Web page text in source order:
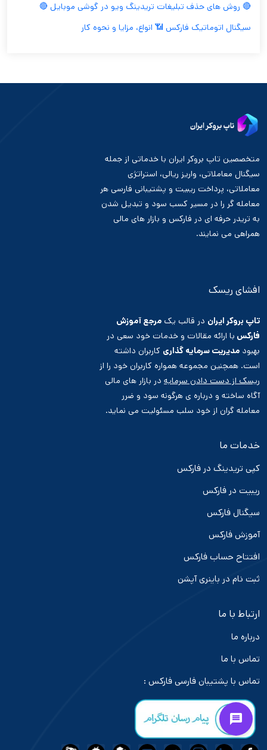
🔴 روش های حذف تبلیغات تریدینگ ویو در گوشی موبایل 🔴
سیگنال اتوماتیک فارکس 📶 انواع، مزایا و نحوه کار
متخصصین تاپ بروکر ایران با خدماتی از جمله
سیگنال معاملاتی، واریز ریالی، استراتژی
معاملاتی، پرداخت ریبیت و پشتیبانی فارسی هر
معامله گر را در مسیر کسب سود و تبدیل شدن
به تریدر حرفه ای در فارکس و بازار های مالی
همراهی می نمایند.
افشای ریسک
تاپ بروکر ایران در قالب یک مرجع آموزش
فارکس با ارائه مقالات و خدمات خود سعی در
بهبود مدیریت سرمایه گذاری کاربران داشته
است. همچنین مجموعه همواره کاربران خود را از
ریسک از دست دادن سرمایه در بازار های مالی
آگاه ساخته و درباره ی هرگونه سود و ضرر
معامله گران از خود سلب مسئولیت می نماید.
خدمات ما
کپی تریدینگ در فارکس
ریبیت در فارکس
سیگنال فارکس
آموزش فارکس
افتتاح حساب فارکس
ثبت نام در باینری آپشن
ارتباط با ما
درباره ما
تماس با ما
تماس با پشتیبان فارسی فارکس :